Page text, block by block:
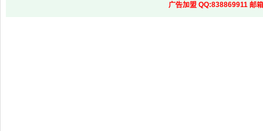
广告加盟 QQ:838869911 邮